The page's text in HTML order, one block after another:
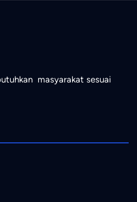
masyarakat sesuai